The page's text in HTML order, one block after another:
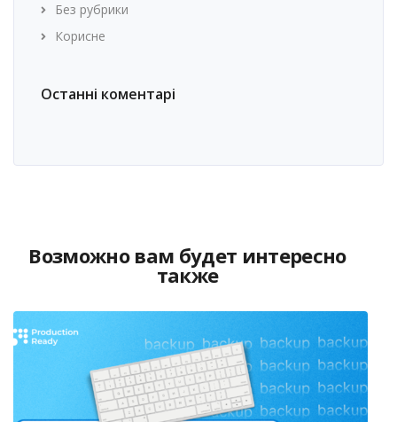
Без рубрики
Корисне
Останні коментарі
Возможно вам будет интересно
также